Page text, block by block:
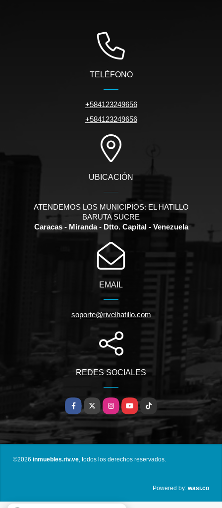
TELÉFONO
+584123249656
+584123249656
UBICACIÓN
ATENDEMOS LOS MUNICIPIOS: EL HATILLO
BARUTA SUCRE
Caracas - Miranda - Dtto. Capital - Venezuela
EMAIL
soporte@rivelhatillo.com
REDES SOCIALES
Facebook
X InstagramYouTubeTikTok
©2026 inmuebles.riv.ve , todos los derechos reservados.
Powered by: wasi.co